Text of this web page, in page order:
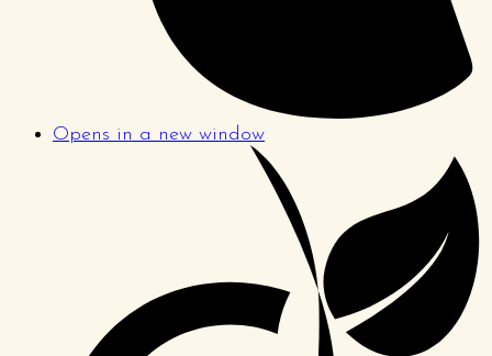
Opens in a new window